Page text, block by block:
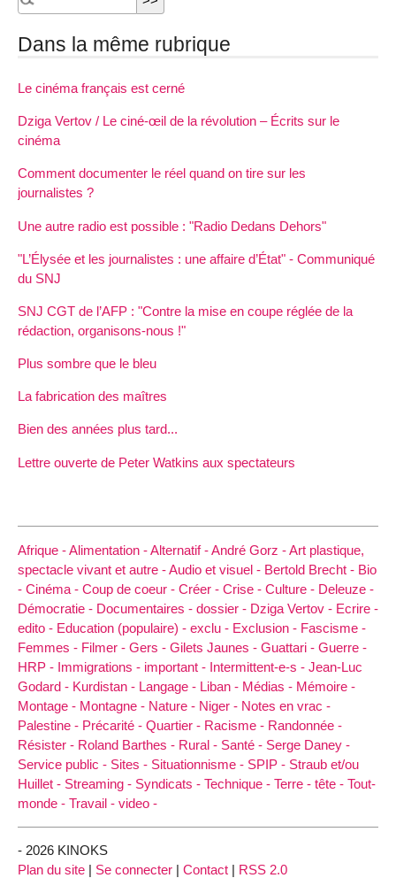
Dans la même rubrique
Le cinéma français est cerné
Dziga Vertov / Le ciné-œil de la révolution – Écrits sur le
cinéma
Comment documenter le réel quand on tire sur les
journalistes ?
Une autre radio est possible : "Radio Dedans Dehors"
"L’Élysée et les journalistes : une affaire d’État" - Communiqué
du SNJ
SNJ CGT de l’AFP : "Contre la mise en coupe réglée de la
rédaction, organisons-nous !"
Plus sombre que le bleu
La fabrication des maîtres
Bien des années plus tard...
Lettre ouverte de Peter Watkins aux spectateurs
Afrique -Alimentation -Alternatif -André Gorz -Art plastique,
spectacle vivant et autre -Audio et visuel - Bertold Brecht - Bio
- Cinéma - Coup de coeur - Créer - Crise - Culture - Deleuze -
Démocratie - Documentaires - dossier - Dziga Vertov - Ecrire -
edito - Education (populaire) - exclu - Exclusion - Fascisme -
Femmes - Filmer - Gers - Gilets Jaunes - Guattari - Guerre -
HRP - Immigrations - important - Intermittent-e-s - Jean-Luc
Godard - Kurdistan - Langage - Liban - Médias - Mémoire -
Montage - Montagne - Nature - Niger - Notes en vrac -
Palestine - Précarité - Quartier - Racisme - Randonnée -
Résister - Roland Barthes - Rural - Santé - Serge Daney -
Service public - Sites - Situationnisme - SPIP - Straub et/ou
Huillet - Streaming - Syndicats - Technique - Terre - tête - Tout-
monde - Travail - video -
- 2026 KINOKS
Plan du site | Se connecter | Contact | RSS 2.0